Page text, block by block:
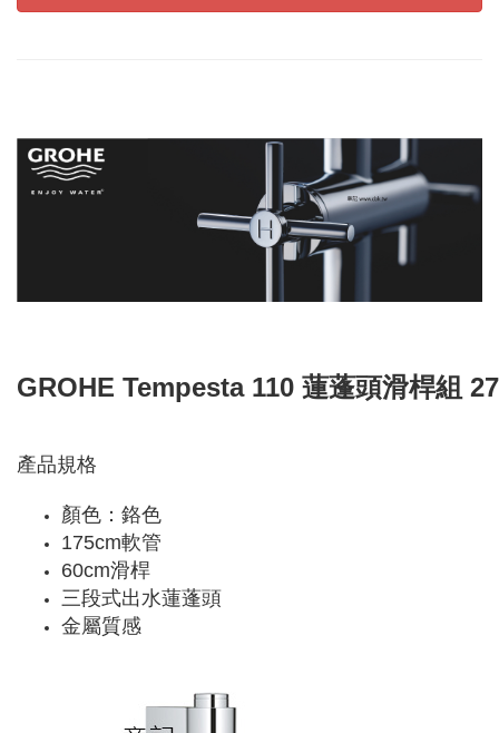
GROHE Tempesta 110 蓮蓬頭滑桿組
產品規格
顏色：鉻色
175cm軟管
60cm滑桿
三段式出水蓮蓬頭
金屬質感